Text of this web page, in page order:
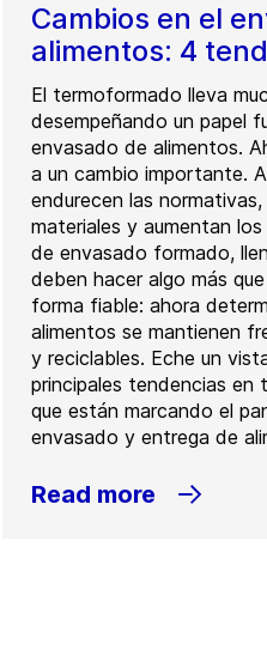
Cambios en el
alimentos: 4
El termoformado lleva
desempeñando un papel
envasado de alimentos.
a un cambio importante.
endurecen las
materiales y aumentan
de envasado formado,
deben hacer algo más
forma fiable: ahora
alimentos se mantienen
y reciclables. Eche un
principales tendencias en
que están marcando el
envasado y entrega de
Read more